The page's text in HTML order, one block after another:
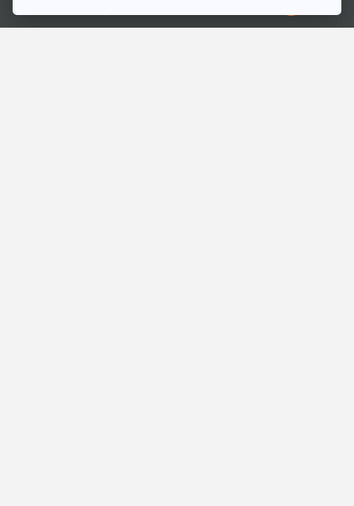
Ⓒ 2020 องค์การกระจายเสียงและแพร่ภาพสาธารณะแห่งประเทศไทย
ตอนที่เกี่ยวข้อง